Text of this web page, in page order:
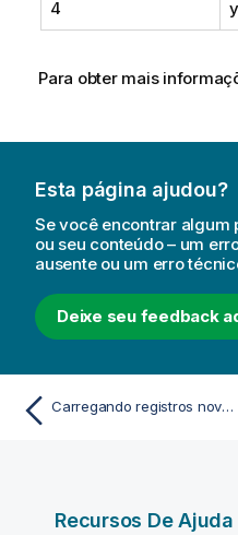
4
Para obter mais
Esta página ajudou?
Se você encontrar algum
ou seu conteúdo – um
ausente ou um erro
Deixe seu feedback
Carregando registros novos e atualizados com carregamento incremental
Recursos De Ajuda